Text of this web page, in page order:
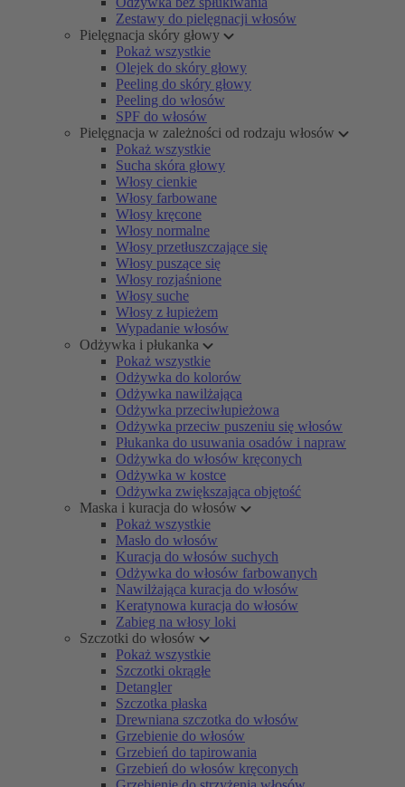
Zestawy do pielęgnacji włosów
Pielęgnacja skóry głowy
Pokaż wszystkie
Olejek do skóry głowy
Peeling do skóry głowy
Peeling do włosów
SPF do włosów
Pielęgnacja w zależności od rodzaju włosów
Pokaż wszystkie
Sucha skóra głowy
Włosy cienkie
Włosy farbowane
Włosy kręcone
Włosy normalne
Włosy przetłuszczające się
Włosy puszące się
Włosy rozjaśnione
Włosy suche
Włosy z łupieżem
Wypadanie włosów
Odżywka i płukanka
Pokaż wszystkie
Odżywka do kolorów
Odżywka nawilżająca
Odżywka przeciwłupieżowa
Odżywka przeciw puszeniu się włosów
Płukanka do usuwania osadów i napraw
Odżywka do włosów kręconych
Odżywka w kostce
Odżywka zwiększająca objętość
Maska i kuracja do włosów
Pokaż wszystkie
Masło do włosów
Kuracja do włosów suchych
Odżywka do włosów farbowanych
Nawilżająca kuracja do włosów
Keratynowa kuracja do włosów
Zabieg na włosy loki
Szczotki do włosów
Pokaż wszystkie
Szczotki okrągłe
Detangler
Szczotka płaska
Drewniana szczotka do włosów
Grzebienie do włosów
Grzebień do tapirowania
Grzebień do włosów kręconych